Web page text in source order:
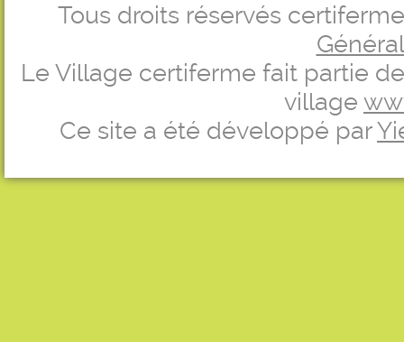
Tous droits réservés
Le Village certiferme fait partie
village
Ce site a été développé par